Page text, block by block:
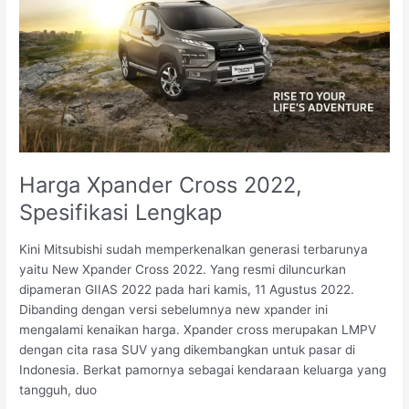
Harga Xpander Cross 2022,
Spesifikasi Lengkap
Kini Mitsubishi sudah memperkenalkan generasi terbarunya
yaitu New Xpander Cross 2022. Yang resmi diluncurkan
dipameran GIIAS 2022 pada hari kamis, 11 Agustus 2022.
Dibanding dengan versi sebelumnya new xpander ini
mengalami kenaikan harga. Xpander cross merupakan LMPV
dengan cita rasa SUV yang dikembangkan untuk pasar di
Indonesia. Berkat pamornya sebagai kendaraan keluarga yang
tangguh, duo
2022,
Spesifikasi
Lengkap